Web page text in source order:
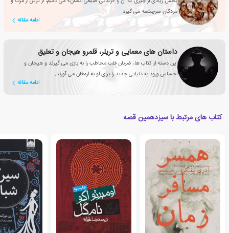
مردگان سرچشمه می گیرد.
ادامه مقاله
داستان های معمایی و تریلر، قلمرو هیجان و تعلیق
این دسته از کتاب ها، ضربان قلب مخاطب را به بازی می گیرند و هیجان و
احساس ورود به دنیایی جدید را برای او به ارمغان می آورند.
ادامه مقاله
کتاب های مرتبط با سیزدهمین قصه